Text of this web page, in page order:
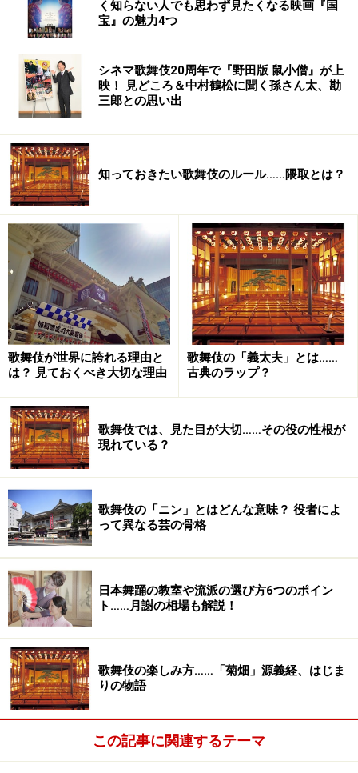
く知らない人でも思わず見たくなる映画『国
宝』の魅力4つ
シネマ歌舞伎20周年で『野田版 鼠小僧』が上
映！ 見どころ＆中村鶴松に聞く孫さん太、勘
三郎との思い出
知っておきたい歌舞伎のルール……隈取とは？
歌舞伎が世界に誇れる理由と
は？ 見ておくべき大切な理由
歌舞伎の「義太夫」とは……
古典のラップ？
歌舞伎では、見た目が大切……その役の性根が
現れている？
歌舞伎の「ニン」とはどんな意味？ 役者によ
って異なる芸の骨格
日本舞踊の教室や流派の選び方6つのポイン
ト……月謝の相場も解説！
歌舞伎の楽しみ方……「菊畑」源義経、はじま
りの物語
この記事に関連するテーマ